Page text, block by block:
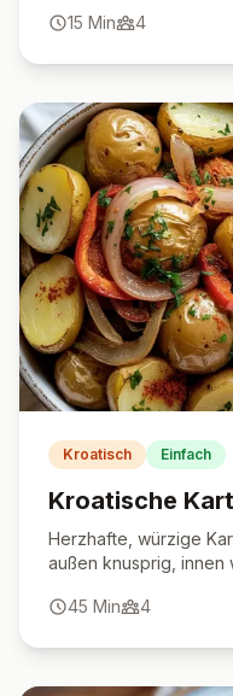
15 Min 4
Kroatisch Einfach
Kroatische
Herzhafte, würzige
außen knusprig,
45 Min 4